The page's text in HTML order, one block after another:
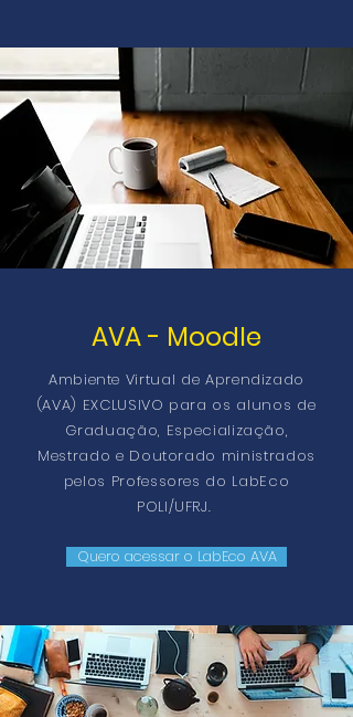
AVA - Moodle
Ambiente Virtual de Aprendizado
(AVA) EXCLUSIVO para os alunos de
Graduação, Especialização,
Mestrado e Doutorado ministrados
pelos Professores do LabEco
POLI/UFRJ.
Quero acessar o LabEco AVA